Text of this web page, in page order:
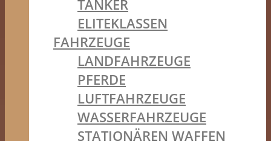
TANKER
ELITEKLASSEN
FAHRZEUGE
LANDFAHRZEUGE
PFERDE
LUFTFAHRZEUGE
WASSERFAHRZEUGE
STATIONÄREN WAFFEN